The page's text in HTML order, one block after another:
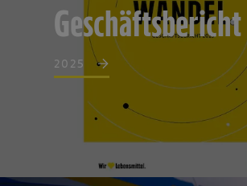
Geschäftsbericht
2025